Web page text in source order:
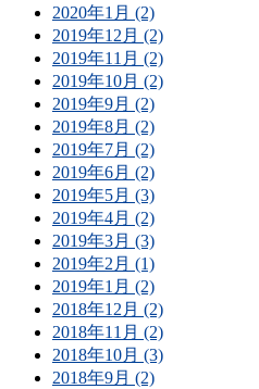
2020年1月 (2)
2019年12月 (2)
2019年11月 (2)
2019年10月 (2)
2019年9月 (2)
2019年8月 (2)
2019年7月 (2)
2019年6月 (2)
2019年5月 (3)
2019年4月 (2)
2019年3月 (3)
2019年2月 (1)
2019年1月 (2)
2018年12月 (2)
2018年11月 (2)
2018年10月 (3)
2018年9月 (2)